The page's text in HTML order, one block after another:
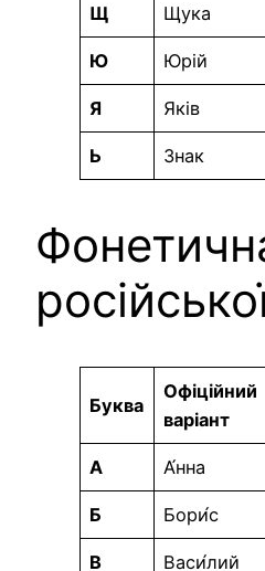
Щ Щука
Ю Юрій
Я Яків
Ь Знак
Буква
Офіційний
варіант
А А́нна
Б Бори́с
В Васи́лий